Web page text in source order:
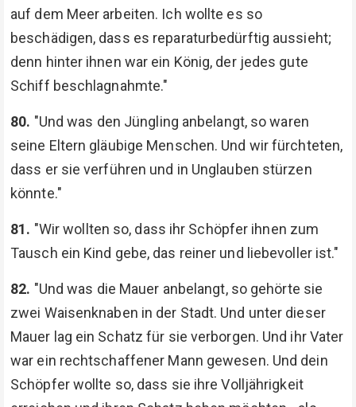
auf dem Meer arbeiten. Ich wollte es so
beschädigen, dass es reparaturbedürftig aussieht;
denn hinter ihnen war ein König, der jedes gute
Schiff beschlagnahmte."
80. "Und was den Jüngling anbelangt, so waren
seine Eltern gläubige Menschen. Und wir fürchteten,
dass er sie verführen und in Unglauben stürzen
könnte."
81. "Wir wollten so, dass ihr Schöpfer ihnen zum
Tausch ein Kind gebe, das reiner und liebevoller ist."
82. "Und was die Mauer anbelangt, so gehörte sie
zwei Waisenknaben in der Stadt. Und unter dieser
Mauer lag ein Schatz für sie verborgen. Und ihr Vater
war ein rechtschaffener Mann gewesen. Und dein
Schöpfer wollte so, dass sie ihre Volljährigkeit